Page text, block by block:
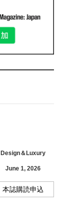
Design＆Luxury
June 1, 2026
本誌購読申込